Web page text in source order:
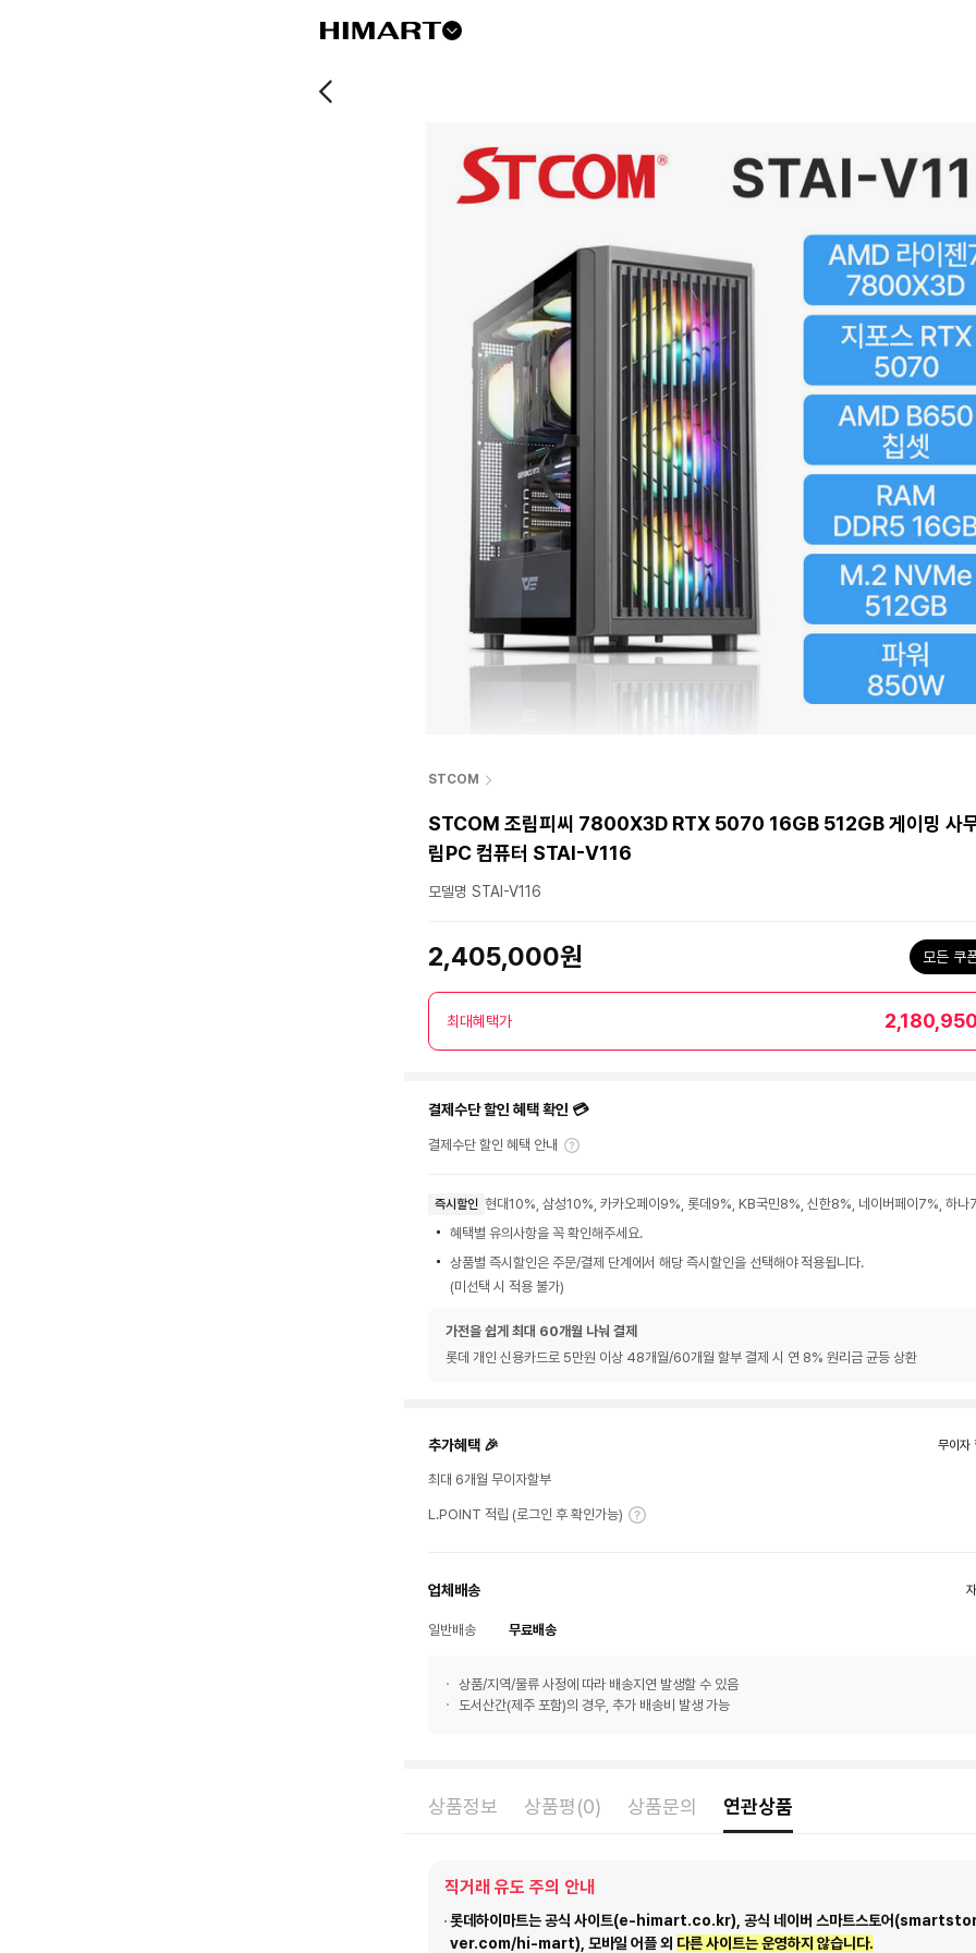
STCOM
STCOM 조립피씨 7800X3D RTX 5070 16GB 512GB 게이밍 사
립PC 컴퓨터 STAI-V116
모델명 STAI-V116
2,405,000원 모든 쿠
최대혜택가
결제수단 할인 혜택 확인 💳
결제수단 할인 혜택 안내
즉시할인 현대10%, 삼성10%, 카카오페이9%, 롯데9%, KB국민8%, 신한8%, 네이버페이7%, 하나
혜택별 유의사항을 꼭 확인해주세요.
상품별 즉시할인은 주문/결제 단계에서 해당 즉시할인을 선택해야 적용됩니다.
(미선택 시 적용 불가)
가전을 쉽게 최대 60개월 나눠 결제
롯데 개인 신용카드로 5만원 이상 48개월/60개월 할부 결제 시 연 8% 원리금 균등 상환
추가혜택 🎉 무이자
최대 6개월 무이자할부
L.POINT 적립 (로그인 후 확인가능)
업체배송
일반배송 무료배송
상품/지역/물류 사정에 따라 배송지연 발생할 수 있음
도서산간(제주 포함)의 경우, 추가 배송비 발생 가능
상품정보 상품평(0) 상품문의 연관상품
직거래 유도 주의 안내
롯데하이마트는 공식 사이트(e-himart.co.kr), 공식 네이버 스마트스토어
ver.com/hi-mart), 모바일 어플 외 다른 사이트는 운영하지 않습니다.